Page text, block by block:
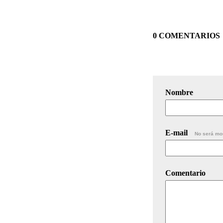
0 COMENTARIOS
Nombre
E-mail No será
Comentario